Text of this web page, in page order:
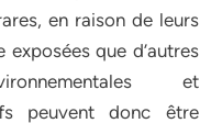
en raison de leurs
que d’autres
et
peuvent donc être